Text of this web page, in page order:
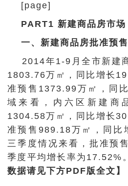
[page]
PART1 新建商品房市场
一、新建商品房批准预
2014年1-9月全市新建
1803.76万㎡，同比增长
准预售1373.99万㎡，同
域来看，内六区新建商
1304.58万㎡，同比增长
准预售989.18万㎡，同比
三季度情况来看，批准预
季度平均增长率为17.52%
数据请见下方PDF版全文】